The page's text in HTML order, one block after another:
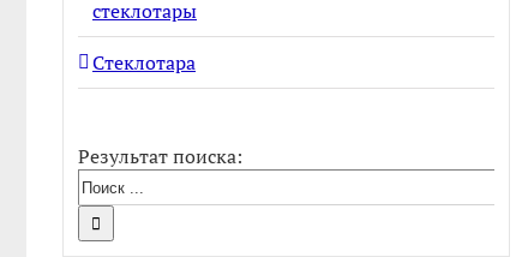
стеклотары
Стеклотара
Результат поиска: